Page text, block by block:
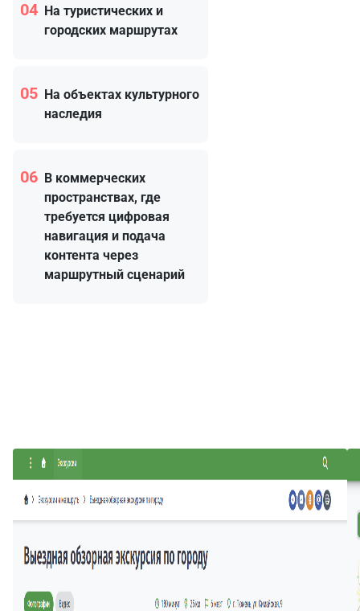
04
На туристических и
городских маршрутах
05
На объектах культурного
наследия
06
В коммерческих
пространствах, где
требуется цифровая
навигация и подача
контента через
маршрутный сценарий